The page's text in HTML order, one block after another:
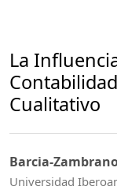
La
Cualitativo
Barcia-
Universidad